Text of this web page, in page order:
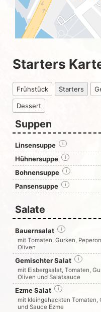
Starters
Frühstück Starters
Dessert
Suppen
Linsensuppe i
Hühnersuppe i
Bohnensuppe i
Pansensuppe i
Salate
Bauernsalat i
mit Tomaten, Gurken,
Oliven
Gemischter Salat i
mit Eisbergsalat, Tomaten,
Oliven und Salatsauce
Ezme Salat i
mit kleingehackten Tomaten,
und Sauce Ezme